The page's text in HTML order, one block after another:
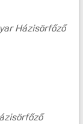
Házisörfőző